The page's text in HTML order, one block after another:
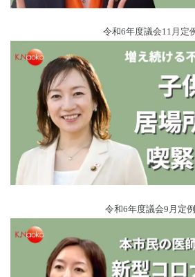
令和6年度議会11月定
令和6年度議会9月定